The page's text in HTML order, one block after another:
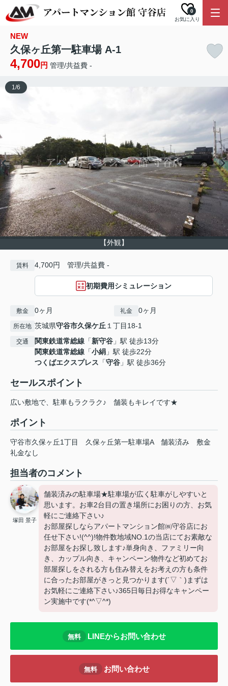
お気に入り
0
NEW
久保ヶ丘第一駐車場 A-1
4,700円 管理/共益費 -
【外観】
1/6
賃料 4,700円 管理/共益費 -
初期費用シミュレーション
敷金 0ヶ月 礼金 0ヶ月
所在地 茨城県守谷市久保ケ丘１丁目18-1
交通 関東鉄道常総線 「新守谷 」駅 徒歩13分
関東鉄道常総線 「小絹 」駅 徒歩22分
つくばエクスプレス 「守谷 」駅 徒歩36分
セールスポイント
広い敷地で、駐車もラクラク♪ 舗装もキレイです★
ポイント
守谷市久保ヶ丘1丁目 久保ヶ丘第一駐車場A 舗装済み
敷金
礼金なし
担当者のコメント
塚田 景子
舗装済みの駐車場★駐車場が広く駐車がしやすいと
思います。お車2台目の置き場所にお困りの方、お気
軽にご連絡下さい♪
お部屋探しならアパートマンション館㈱守谷店にお
任せ下さい!(^^)!物件数地域NO.1の当店にてお素敵な
お部屋をお探し致します♪単身向き、ファミリー向
き、カップル向き、キャンペーン物件など初めてお
部屋探しをされる方も住み替えをお考えの方も条件
に合ったお部屋がきっと見つかります(´▽｀)まずは
お気軽にご連絡下さい♪365日毎日お得なキャンペー
ン実施中です(*^▽^*)
無料 LINEからお問い合わせ
無料 お問い合わせ